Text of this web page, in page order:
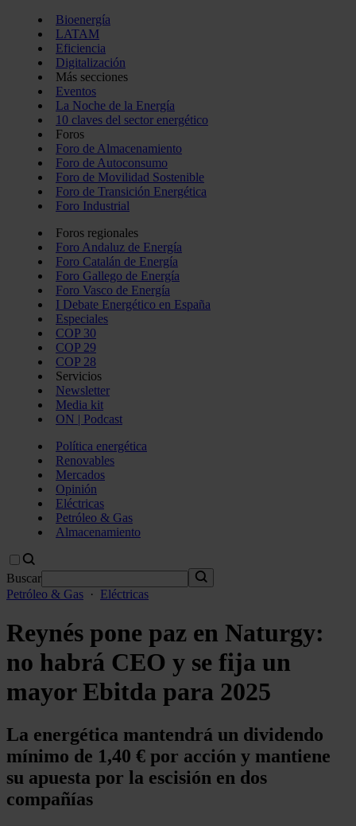
Bioenergía
LATAM
Eficiencia
Digitalización
Más secciones
Eventos
La Noche de la Energía
10 claves del sector energético
Foros
Foro de Almacenamiento
Foro de Autoconsumo
Foro de Movilidad Sostenible
Foro de Transición Energética
Foro Industrial
Foros regionales
Foro Andaluz de Energía
Foro Catalán de Energía
Foro Gallego de Energía
Foro Vasco de Energía
I Debate Energético en España
Especiales
COP 30
COP 29
COP 28
Servicios
Newsletter
Media kit
ON | Podcast
Política energética
Renovables
Mercados
Opinión
Eléctricas
Petróleo & Gas
Almacenamiento
Buscar
Petróleo & Gas · Eléctricas
Reynés pone paz en Naturgy:
no habrá CEO y se fija un
mayor Ebitda para 2025
La energética mantendrá un dividendo
mínimo de 1,40 € por acción y mantiene
su apuesta por la escisión en dos
compañías